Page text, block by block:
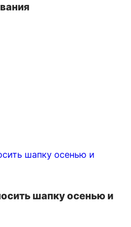
шапку осенью и